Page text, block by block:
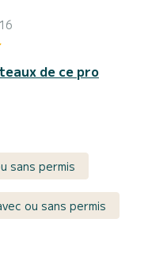
de ce pro
sans permis
ou sans permis